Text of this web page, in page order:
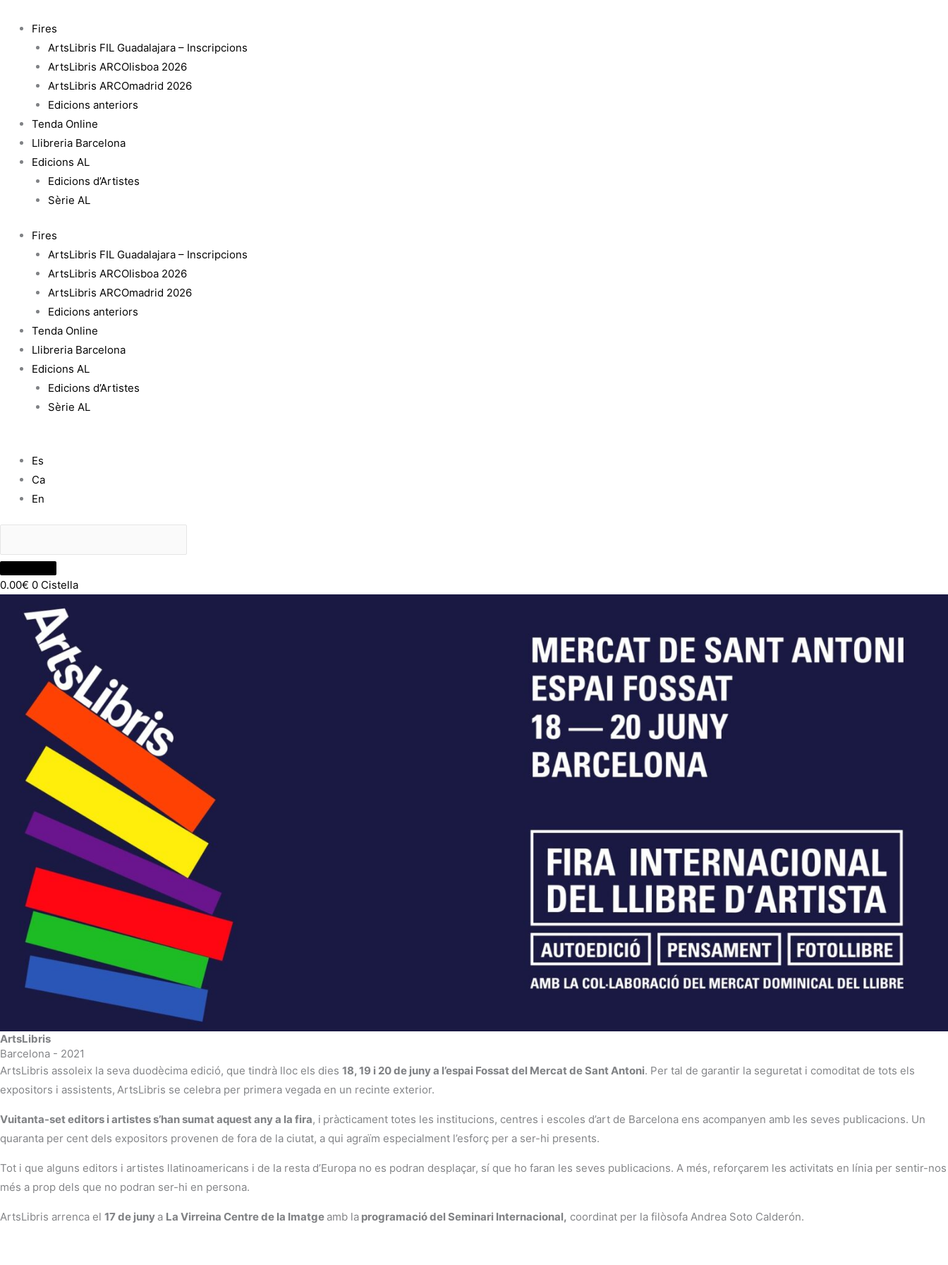
contingut
Fires
ArtsLibris FIL Guadalajara – Inscripcions
ArtsLibris ARCOlisboa 2026
ArtsLibris ARCOmadrid 2026
Edicions anteriors
Tenda Online
Llibreria Barcelona
Edicions AL
Edicions d’Artistes
Sèrie AL
Fires
ArtsLibris FIL Guadalajara – Inscripcions
ArtsLibris ARCOlisboa 2026
ArtsLibris ARCOmadrid 2026
Edicions anteriors
Tenda Online
Llibreria Barcelona
Edicions AL
Edicions d’Artistes
Sèrie AL
Es
Ca
En
0.00€ 0 Cistella
ArtsLibris
Barcelona - 2021
ArtsLibris assoleix la seva duodècima edició, que tindrà lloc els dies 18, 19 i 20 de juny a l’espai Fossat del Mercat de Sant Antoni. Per tal de garantir la seguretat i comoditat de tots els
expositors i assistents, ArtsLibris se celebra per primera vegada en un recinte exterior.
Vuitanta-set editors i artistes s’han sumat aquest any a la fira, i pràcticament totes les institucions, centres i escoles d’art de Barcelona ens acompanyen amb les seves publicacions. Un
quaranta per cent dels expositors provenen de fora de la ciutat, a qui agraïm especialment l’esforç per a ser-hi presents.
Tot i que alguns editors i artistes llatinoamericans i de la resta d’Europa no es podran desplaçar, sí que ho faran les seves publicacions. A més, reforçarem les activitats en línia per sentir-nos
més a prop dels que no podran ser-hi en persona.
ArtsLibris arrenca el 17 de juny a La Virreina Centre de la Imatge amb la programació del Seminari Internacional, coordinat per la filòsofa Andrea Soto Calderón.